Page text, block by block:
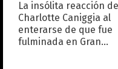
La insólita reacción de
Charlotte Caniggia al
enterarse de que fue
fulminada en Gran